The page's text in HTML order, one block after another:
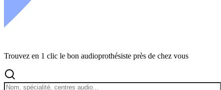
Trouvez en 1 clic le bon audioprothésiste près de chez vous